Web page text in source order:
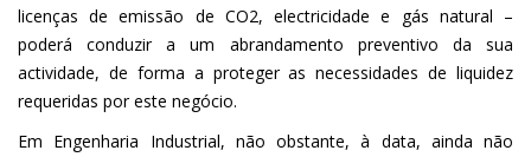
licenças de emissão de CO2, electricidade e gás natural –
poderá conduzir a um abrandamento preventivo da sua
actividade, de forma a proteger as necessidades de liquidez
requeridas por este negócio.
Em Engenharia Industrial, não obstante, à data, ainda não